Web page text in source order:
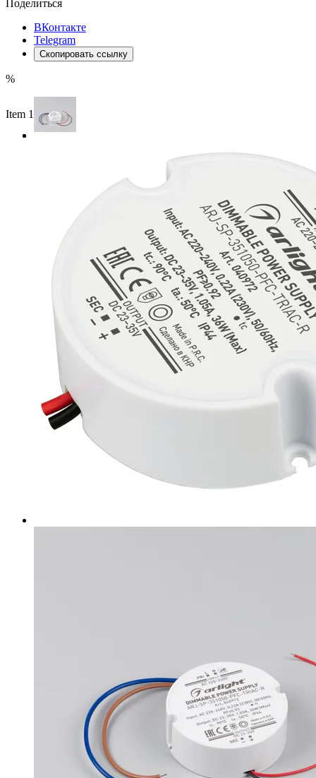
Поделиться
ВКонтакте
Telegram
Скопировать ссылку
%
Item 1 of 2